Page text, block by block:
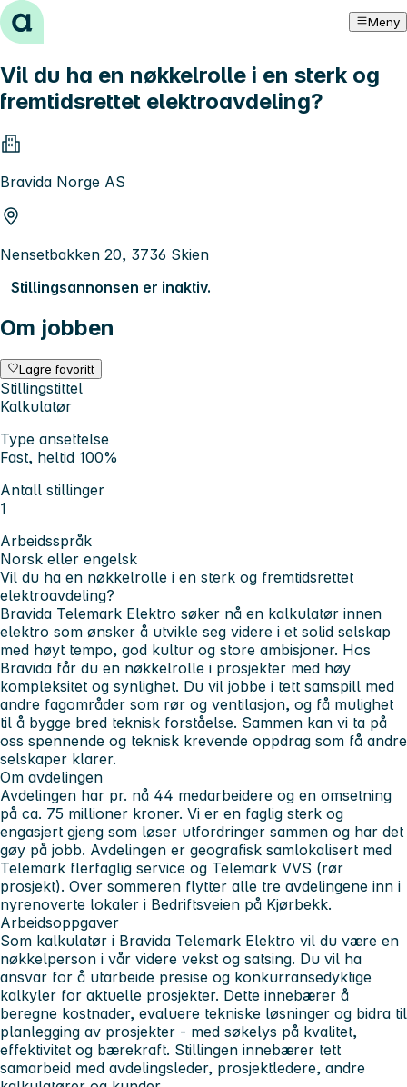
Hopp til innhold Meny
Vil du ha en nøkkelrolle i en sterk og
fremtidsrettet elektroavdeling?
Bravida Norge AS
Nensetbakken 20, 3736 Skien
Stillingsannonsen er inaktiv.
Om jobben
Lagre favoritt
Stillingstittel
Kalkulatør
Type ansettelse
Fast, heltid 100%
Antall stillinger
1
Arbeidsspråk
Norsk eller engelsk
Vil du ha en nøkkelrolle i en sterk og fremtidsrettet
elektroavdeling?
Bravida Telemark Elektro søker nå en kalkulatør innen
elektro som ønsker å utvikle seg videre i et solid selskap
med høyt tempo, god kultur og store ambisjoner. Hos
Bravida får du en nøkkelrolle i prosjekter med høy
kompleksitet og synlighet. Du vil jobbe i tett samspill med
andre fagområder som rør og ventilasjon, og få mulighet
til å bygge bred teknisk forståelse. Sammen kan vi ta på
oss spennende og teknisk krevende oppdrag som få andre
selskaper klarer.
Om avdelingen
Avdelingen har pr. nå 44 medarbeidere og en omsetning
på ca. 75 millioner kroner. Vi er en faglig sterk og
engasjert gjeng som løser utfordringer sammen og har det
gøy på jobb. Avdelingen er geografisk samlokalisert med
Telemark flerfaglig service og Telemark VVS (rør
prosjekt). Over sommeren flytter alle tre avdelingene inn i
nyrenoverte lokaler i Bedriftsveien på Kjørbekk.
Arbeidsoppgaver
Som kalkulatør i Bravida Telemark Elektro vil du være en
nøkkelperson i vår videre vekst og satsing. Du vil ha
ansvar for å utarbeide presise og konkurransedyktige
kalkyler for aktuelle prosjekter. Dette innebærer å
beregne kostnader, evaluere tekniske løsninger og bidra til
planlegging av prosjekter - med søkelys på kvalitet,
effektivitet og bærekraft. Stillingen innebærer tett
samarbeid med avdelingsleder, prosjektledere, andre